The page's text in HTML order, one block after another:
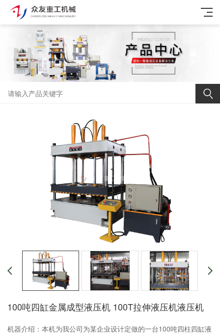
100吨四缸金属成型液压机 100T拉伸液压机液压机
机器介绍：本机为我公司为某企业设计定做的一台100吨四柱四缸液